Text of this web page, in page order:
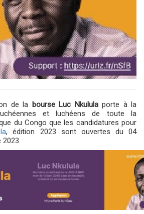
de la bourse Luc Nkululaporte à la
et luchéens de toute la
du Congo que les candidatures pour
, édition 2023 sont ouvertes du 04